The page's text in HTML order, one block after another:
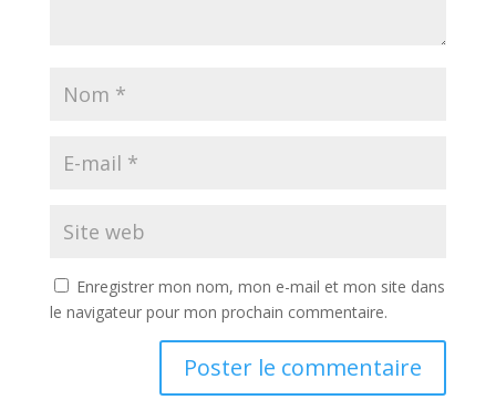
Enregistrer mon nom, mon e-mail et mon site dans
le navigateur pour mon prochain commentaire.